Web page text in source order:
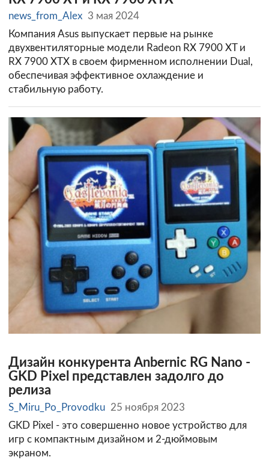
news_from_Alex 3 мая 2024
Компания Asus выпускает первые на рынке
двухвентиляторные модели Radeon RX 7900 XT и
RX 7900 XTX в своем фирменном исполнении Dual,
обеспечивая эффективное охлаждение и
стабильную работу.
Дизайн конкурента Anbernic RG Nano -
GKD Pixel представлен задолго до
релиза
S_Miru_Po_Provodku 25 ноября 2023
GKD Pixel - это совершенно новое устройство для
игр c компактным дизайном и 2-дюймовым
экраном.